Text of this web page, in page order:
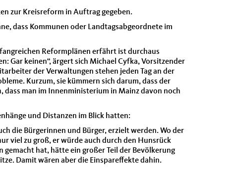
zur Kreisreform in Auftrag gegeben.
dass Kommunen oder Landtagsabgeordnete im
Reformplänen erfährt ist durchaus
Gar keinen“, ärgert sich Michael Cyfka, Vorsitzender
der Verwaltungen stehen jeden Tag an der
Kurzum, sie kümmern sich darum, dass der
dass man im Innenministerium in Mainz davon noch
und Distanzen im Blick hatten:
die Bürgerinnen und Bürger, erzielt werden. Wo der
viel zu groß, er würde auch durch den Hunsrück
hat, hätte ein großer Teil der Bevölkerung
Damit wären aber die Einspareffekte dahin.